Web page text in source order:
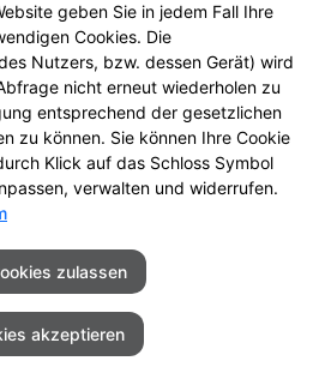
Kontakt
Impressum
Barrierefreiheit
am Neckar
geben Sie in jedem Fall Ihre
Cookies. Die
Nutzers, bzw. dessen Gerät) wird
nicht erneut wiederholen zu
entsprechend der gesetzlichen
zu können. Sie können Ihre Cookie
Klick auf das Schloss Symbol
verwalten und widerrufen.
zulassen
akzeptieren